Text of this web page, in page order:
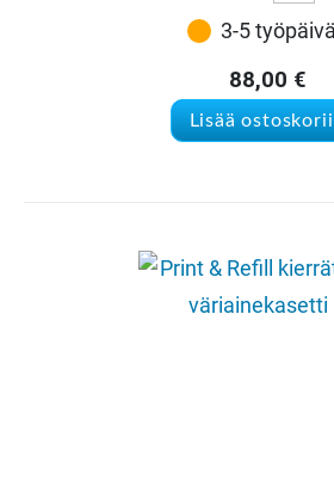
3-5
88,00 €
Lisää